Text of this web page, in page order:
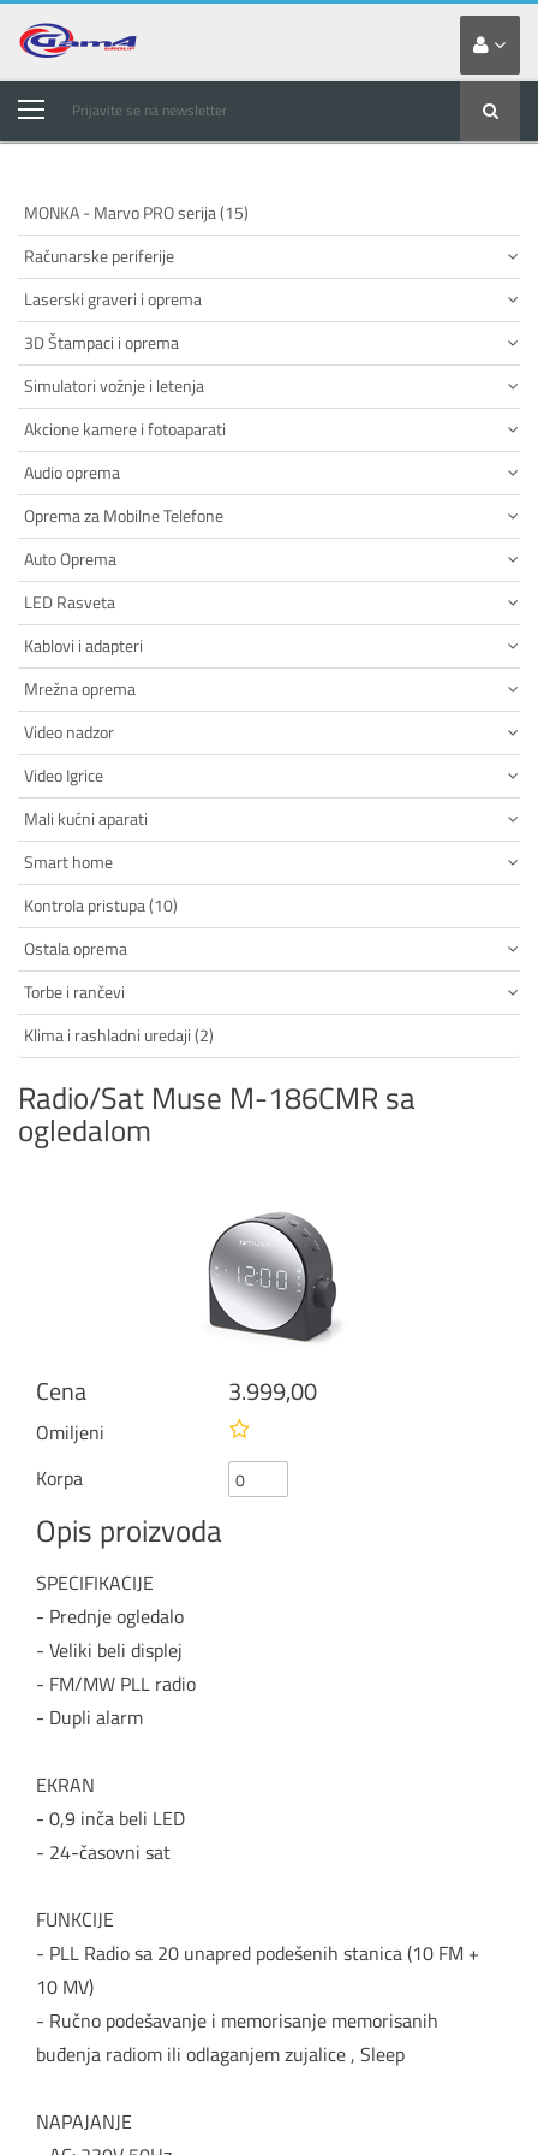
Prijavite se na newsletter
MONKA - Marvo PRO serija (15)
Računarske periferije
Laserski graveri i oprema
3D Štampaci i oprema
Simulatori vožnje i letenja
Akcione kamere i fotoaparati
Audio oprema
Oprema za Mobilne Telefone
Auto Oprema
LED Rasveta
Kablovi i adapteri
Mrežna oprema
Video nadzor
Video Igrice
Mali kućni aparati
Smart home
Kontrola pristupa (10)
Ostala oprema
Torbe i rančevi
Klima i rashladni uredaji (2)
Radio/Sat Muse M-186CMR sa
ogledalom
Cena 3.999,00
Omiljeni
Korpa
Opis proizvoda
SPECIFIKACIJE
- Prednje ogledalo
- Veliki beli displej
- FM/MW PLL radio
- Dupli alarm
EKRAN
- 0,9 inča beli LED
- 24-časovni sat
FUNKCIJE
- PLL Radio sa 20 unapred podešenih stanica (10 FM +
10 MV)
- Ručno podešavanje i memorisanje memorisanih
buđenja radiom ili odlaganjem zujalice , Sleep
NAPAJANJE